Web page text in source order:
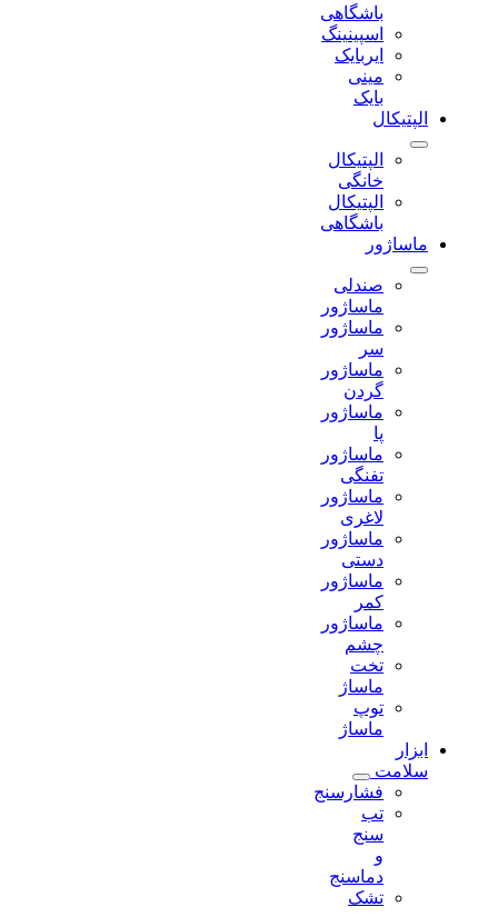
باشگاهی
اسپینینگ
ایربایک
مینی
الپتیکال
الپتیکال
خانگی
الپتیکال
باشگاهی
ماساژور
صندلی
ماساژور
ماساژور
ماساژور
ماساژور
ماساژور
تفنگی
ماساژور
لاغری
ماساژور
دستی
ماساژور
ماساژور
تخت
ماساژ
توپ
ماساژ
ابزار
سلامت
فشارسنج
دماسنج
تشک